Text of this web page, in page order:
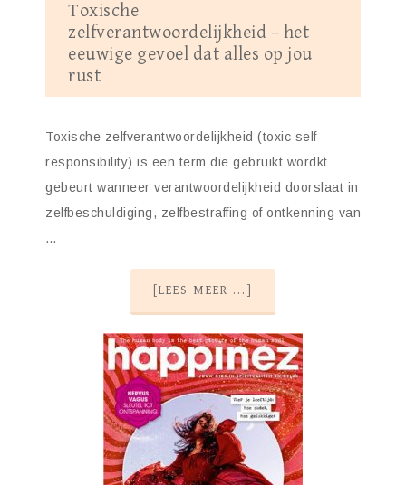
Toxische
zelfverantwoordelijkheid – het
eeuwige gevoel dat alles op jou
rust
Toxische zelfverantwoordelijkheid (toxic self-
responsibility) is een term die gebruikt wordkt
gebeurt wanneer verantwoordelijkheid doorslaat in
zelfbeschuldiging, zelfbestraffing of ontkenning van
…
[LEES MEER ...]